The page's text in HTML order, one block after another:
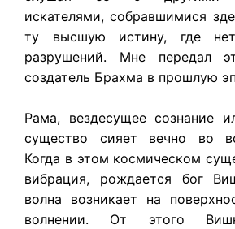
искателями, собравшимися
ту высшую истину, где
разрушений. Мне передал
создатель Брахма в прошлую
Рама, вездесущее сознание
существо сияет вечно во
Когда в этом космическом
вибрация, рождается бог
волна возникает на
волнении. От этого